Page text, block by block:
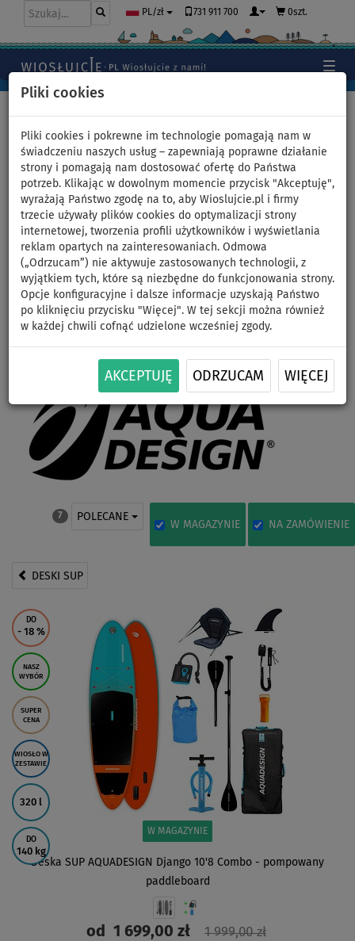
Pliki cookies
Pliki cookies i pokrewne im technologie pomagają nam w
świadczeniu naszych usług – zapewniają poprawne działanie
strony i pomagają nam dostosować ofertę do Państwa
potrzeb. Klikając w dowolnym momencie przycisk "Akceptuję",
wyrażają Państwo zgodę na to, aby Wioslujcie.pl i firmy
trzecie używały plików cookies do optymalizacji strony
internetowej, tworzenia profili użytkowników i wyświetlania
reklam opartych na zainteresowaniach. Odmowa
(„Odrzucam”) nie aktywuje zastosowanych technologii, z
wyjątkiem tych, które są niezbędne do funkcjonowania strony.
Opcje konfiguracyjne i dalsze informacje uzyskają Państwo
po kliknięciu przycisku "Więcej". W tej sekcji można również
w każdej chwili cofnąć udzielone wcześniej zgody.
AKCEPTUJĘ ODRZUCAM WIĘCEJ
PL/zł 731 911 700 0szt.
Pompowane deski SUP -
AQUADESIGN
Francuski producent wysokiej jakości pompowanych desek i
akcesoriów do wiosłowania AQUADESIGN. Deski SUP tej
firmy są wykonane z doskonałych materiałów. Paddleboardy
Aquadesign są wytrzymałe i stabilne. Bogata oferta modeli
pozwoli wybrać coś dla siebie zarówno początkującym jak i
bardziej zaawansowanym użytkownikom. Dla miłośników
7 POLECANE
W MAGAZYNIE NA ZAMÓWIENIE
DESKI SUP
DO
- 18 %
NASZ
WYBÓR
SUPER
CENA
WIOSŁO W
ZESTAWIE
320 l
DO
140 kg
W MAGAZYNIE
Deska SUP AQUADESIGN Django 10'8 Combo - pompowany
paddleboard
od 1 699,00 zł 1 999,00 zł